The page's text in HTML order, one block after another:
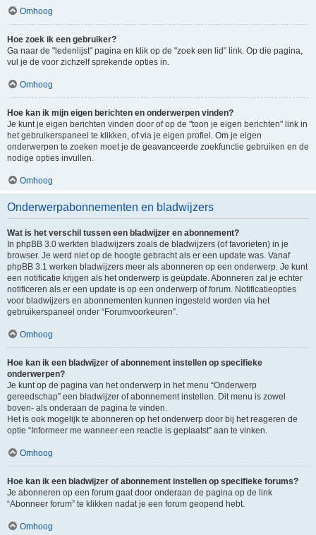
Omhoog
Hoe zoek ik een gebruiker?
Ga naar de "ledenlijst" pagina en klik op de "zoek een lid" link. Op die pagina,
vul je de voor zichzelf sprekende opties in.
Omhoog
Hoe kan ik mijn eigen berichten en onderwerpen vinden?
Je kunt je eigen berichten vinden door of op de "toon je eigen berichten" link in
het gebruikerspaneel te klikken, of via je eigen profiel. Om je eigen
onderwerpen te zoeken moet je de geavanceerde zoekfunctie gebruiken en de
nodige opties invullen.
Omhoog
Onderwerpabonnementen en bladwijzers
Wat is het verschil tussen een bladwijzer en abonnement?
In phpBB 3.0 werkten bladwijzers zoals de bladwijzers (of favorieten) in je
browser. Je werd niet op de hoogte gebracht als er een update was. Vanaf
phpBB 3.1 werken bladwijzers meer als abonneren op een onderwerp. Je kunt
een notificatie krijgen als het onderwerp is geüpdate. Abonneren zal je echter
notificeren als er een update is op een onderwerp of forum. Notificatieopties
voor bladwijzers en abonnementen kunnen ingesteld worden via het
gebruikerspaneel onder “Forumvoorkeuren”.
Omhoog
Hoe kan ik een bladwijzer of abonnement instellen op specifieke
onderwerpen?
Je kunt op de pagina van het onderwerp in het menu “Onderwerp
gereedschap” een bladwijzer of abonnement instellen. Dit menu is zowel
boven- als onderaan de pagina te vinden.
Het is ook mogelijk te abonneren op het onderwerp door bij het reageren de
optie “Informeer me wanneer een reactie is geplaatst” aan te vinken.
Omhoog
Hoe kan ik een bladwijzer of abonnement instellen op specifieke forums?
Je abonneren op een forum gaat door onderaan de pagina op de link
“Abonneer forum” te klikken nadat je een forum geopend hebt.
Omhoog